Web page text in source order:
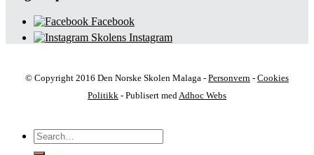
Facebook
Skolens Instagram
© Copyright 2016 Den Norske Skolen Malaga - Personvern - Cookies
Politikk - Publisert med Adhoc Webs